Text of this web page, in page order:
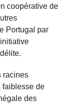
coopérative de
Portugal par
racines
faiblesse de
des